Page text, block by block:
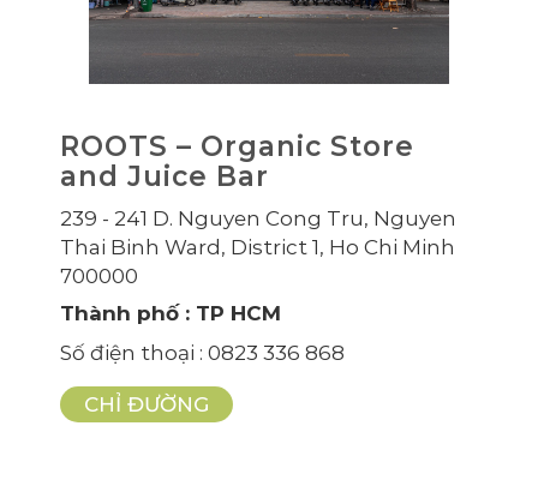
ROOTS – Organic Store
and Juice Bar
239 - 241 D. Nguyen Cong Tru, Nguyen
Thai Binh Ward, District 1, Ho Chi Minh
700000
Thành phố: TP HCM
Số điện thoại : 0823 336 868
CHỈ ĐƯỜNG